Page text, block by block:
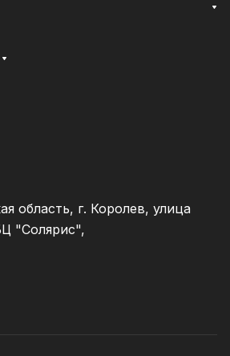
область, г. Королев, улица
"Солярис",